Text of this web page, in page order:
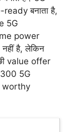
बनाता है,
5G
power
है, लेकिन
value offer
5G
worthy